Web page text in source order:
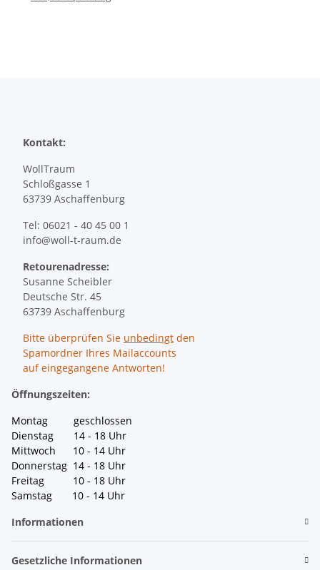
Kontakt:
WollTraum
Schloßgasse 1
63739 Aschaffenburg
Tel: 06021 - 40 45 00 1
info@woll-t-raum.de
Retourenadresse:
Susanne Scheibler
Deutsche Str. 45
63739 Aschaffenburg
Bitte überprüfen Sie unbedingt den
Spamordner Ihres Mailaccounts
auf eingegangene Antworten!
Öffnungszeiten:
Montag geschlossen
Dienstag 14 - 18 Uhr
Mittwoch 10 - 14 Uhr
Donnerstag 14 - 18 Uhr
Freitag 10 - 18 Uhr
Samstag 10 - 14 Uhr
Informationen
Gesetzliche Informationen